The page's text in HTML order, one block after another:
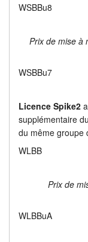
WSBBu8
Prix de mise à
WSBBu7
Licence Spike2
supplémentaire
du même groupe
WLBB
Prix de
WLBBuA